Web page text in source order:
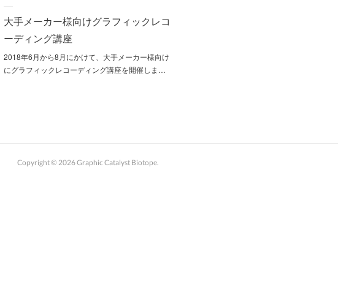
大手メーカー様向けグラフィックレコ
ーディング講座
2018年6月から8月にかけて、大手メーカー様向け
にグラフィックレコーディング講座を開催しま…
Copyright © 2026Graphic Catalyst Biotope.